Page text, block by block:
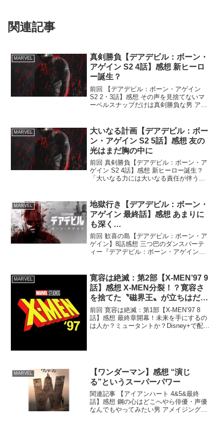
関連記事
MARVEL
真剣勝負【デアデビル：ボーン・
アゲイン S2 4話】感想 新ヒーロ
ー誕生？
前回 【デアデビル：ボーン・アゲイン
S2 2・3話】感想 その声を見捨てないマ
ーベルスナップだけは真剣勝負な男 アメ
してさっさと最高ランクにして勝ち負け
に拘らず好き...
MARVEL
大いなる計画【デアデビル：ボー
ン・アゲイン S2 5話】感想 友の
光はまだ胸の中に
前回 真剣勝負【デアデビル：ボーン・ア
ゲイン S2 4話】感想 新ヒーロー誕生？
「大いなる力には大いなる責任が伴う」
い人であって欲しいと思う男 アメイジン
グRYOです。...
MARVEL
地獄行き【デアデビル：ボーン・
アゲイン 最終話】感想 あまりに
も深く…
前回 歓喜の島【デアデビル：ボーン・ア
ゲイン】8話感想 三つ巴のダンスパーテ
ィー『デアデビル：ボーン・アゲイン』
て知らなかった男 アメイジングRYOで
す。そうで...
MARVEL
寛容は絶滅：第2部【X-MEN’97 9
話】感想 X-MEN分裂！？寛容さ
を捨てた〝磁界王〟が立ちはだか
る…！
前回 寛容は絶滅：第1部【X-MEN’97 8
話】感想 最終章開幕！未来を手にするの
は人か？ミュータントか？Disney+で配信
MARVEL
【ワンダーマン】感想 “演じ
る”というスーパーパワー
関連記事 【アイアンハート 4&5&最終
話】感想 鋼の心はどこへやら俳優・声優
なんでもやってみたい男 アメイジング